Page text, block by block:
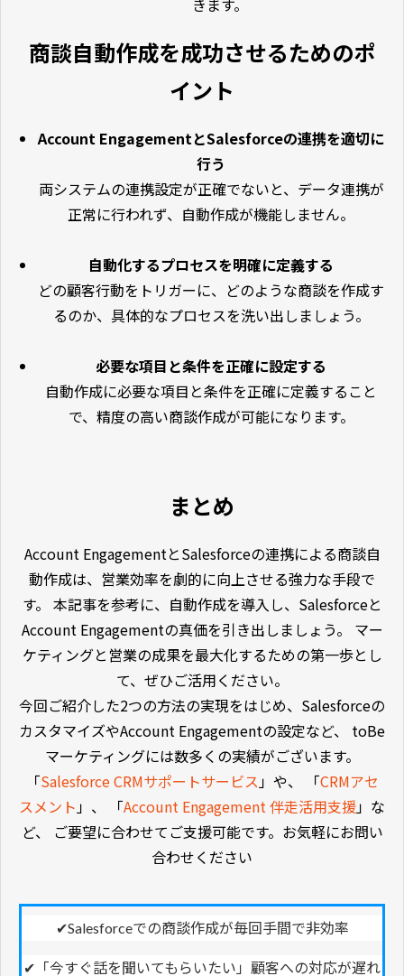
きます。
商談自動作成を成功させるためのポ
イント
Account EngagementとSalesforceの連携を適切に
行う
両システムの連携設定が正確でないと、データ連携が
正常に行われず、自動作成が機能しません。
自動化するプロセスを明確に定義する
どの顧客行動をトリガーに、どのような商談を作成す
るのか、具体的なプロセスを洗い出しましょう。
必要な項目と条件を正確に設定する
自動作成に必要な項目と条件を正確に定義すること
で、精度の高い商談作成が可能になります。
まとめ
Account EngagementとSalesforceの連携による商談自
動作成は、営業効率を劇的に向上させる強力な手段で
す。 本記事を参考に、自動作成を導入し、Salesforceと
Account Engagementの真価を引き出しましょう。 マー
ケティングと営業の成果を最大化するための第一歩とし
て、ぜひご活用ください。
今回ご紹介した2つの方法の実現をはじめ、Salesforceの
カスタマイズやAccount Engagementの設定など、 toBe
マーケティングには数多くの実績がございます。
「Salesforce CRMサポートサービス」や、 「CRMアセ
スメント」、 「Account Engagement 伴走活用支援」な
ど、 ご要望に合わせてご支援可能です。お気軽にお問い
合わせください
✔Salesforceでの商談作成が毎回手間で非効率
✔「今すぐ話を聞いてもらいたい」顧客への対応が遅れ